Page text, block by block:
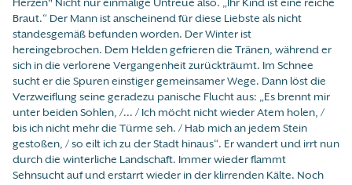
Braut.“ Der Mann ist anscheinend für diese Liebste als nicht
standesgemäß befunden worden. Der Winter ist
hereingebrochen. Dem Helden gefrieren die Tränen, während er
sich in die verlorene Vergangenheit zurückträumt. Im Schnee
sucht er die Spuren einstiger gemeinsamer Wege. Dann löst die
Verzweiflung seine geradezu panische Flucht aus: „Es brennt mir
unter beiden Sohlen, /... / Ich möcht nicht wieder Atem holen, /
bis ich nicht mehr die Türme seh. / Hab mich an jedem Stein
gestoßen, / so eilt ich zu der Stadt hinaus“. Er wandert und irrt nun
durch die winterliche Landschaft. Immer wieder flammt
Sehnsucht auf und erstarrt wieder in der klirrenden Kälte. Noch